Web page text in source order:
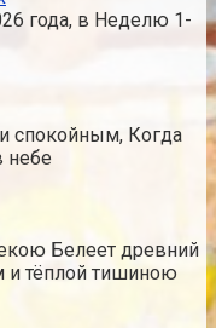
года, в Неделю 1-
спокойным, Когда
небе
Белеет древний
и тёплой тишиною